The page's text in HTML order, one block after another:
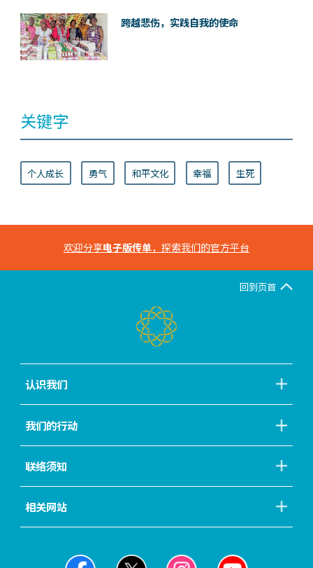
跨越悲伤，实践自我的使命
关键字
个人成长 勇气 和平文化 幸福 生死
欢迎分享电子版传单，探索我们的官方平台
回到页首
认识我们
我们的行动
联络须知
相关网站